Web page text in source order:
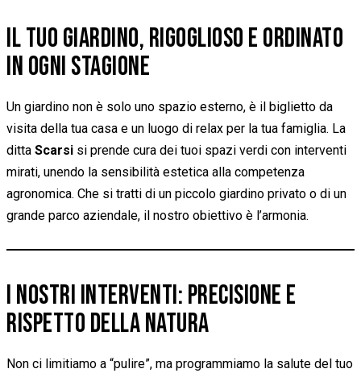
IL TUO GIARDINO, RIGOGLIOSO E ORDINATO
IN OGNI STAGIONE
Un giardino non è solo uno spazio esterno, è il biglietto da
visita della tua casa e un luogo di relax per la tua famiglia. La
ditta Scarsi si prende cura dei tuoi spazi verdi con interventi
mirati, unendo la sensibilità estetica alla competenza
agronomica. Che si tratti di un piccolo giardino privato o di un
grande parco aziendale, il nostro obiettivo è l’armonia.
I NOSTRI INTERVENTI: PRECISIONE E
RISPETTO DELLA NATURA
Non ci limitiamo a “pulire”, ma programmiamo la salute del tuo